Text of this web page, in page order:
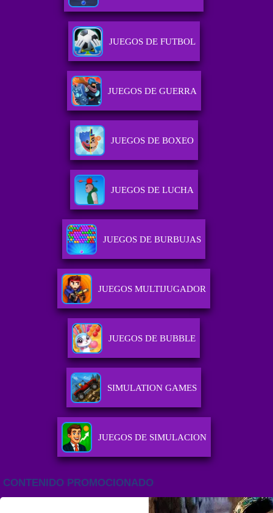
JUEGOS DE FUTBOL
JUEGOS DE GUERRA
JUEGOS DE BOXEO
JUEGOS DE LUCHA
JUEGOS DE BURBUJAS
JUEGOS MULTIJUGADOR
JUEGOS DE BUBBLE
SIMULATION GAMES
JUEGOS DE SIMULACION